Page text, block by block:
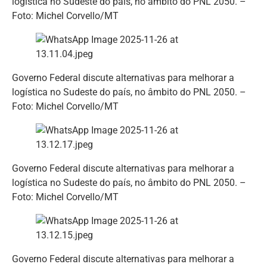
Foto: Michel Corvello/MT
Governo Federal discute alternativas para melhorar a
logística no Sudeste do país, no âmbito do PNL 2050. –
Foto: Michel Corvello/MT
Governo Federal discute alternativas para melhorar a
logística no Sudeste do país, no âmbito do PNL 2050. –
Foto: Michel Corvello/MT
Governo Federal discute alternativas para melhorar a